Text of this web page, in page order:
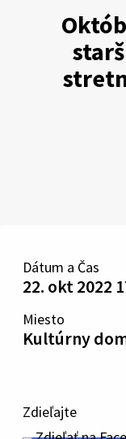
Dátum a Čas
22. okt 2022
Miesto
Kultúrny
Zdieľajte